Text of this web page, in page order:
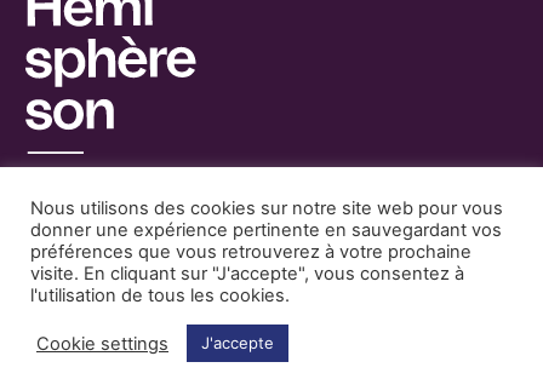
Facebook
Instagram
Mentions Légales
Partenaires
Contact
Nous utilisons des cookies sur notre site web pour vous
donner une expérience pertinente en sauvegardant vos
préférences que vous retrouverez à votre prochaine
visite. En cliquant sur "J'accepte", vous consentez à
l'utilisation de tous les cookies.
Cookie settings J'accepte